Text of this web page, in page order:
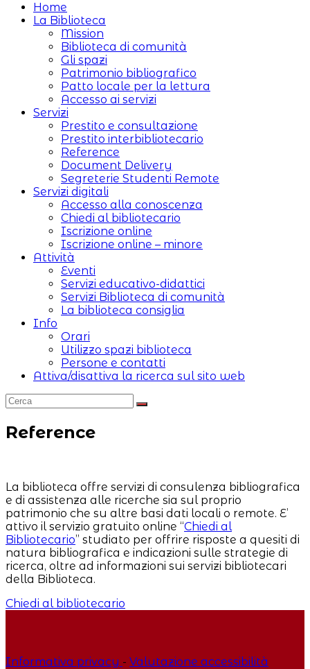
Home
La Biblioteca
Mission
Biblioteca di comunità
Gli spazi
Patrimonio bibliografico
Patto locale per la lettura
Accesso ai servizi
Servizi
Prestito e consultazione
Prestito interbibliotecario
Reference
Document Delivery
Segreterie Studenti Remote
Servizi digitali
Accesso alla conoscenza
Chiedi al bibliotecario
Iscrizione online
Iscrizione online – minore
Attività
Eventi
Servizi educativo-didattici
Servizi Biblioteca di comunità
La biblioteca consiglia
Info
Orari
Utilizzo spazi biblioteca
Persone e contatti
Attiva/disattiva la ricerca sul sito web
Reference
La biblioteca offre servizi di consulenza bibliografica
e di assistenza alle ricerche sia sul proprio
patrimonio che su altre basi dati locali o remote. E’
attivo il servizio gratuito online “Chiedi al
Bibliotecario” studiato per offrire risposte a quesiti di
natura bibliografica e indicazioni sulle strategie di
ricerca, oltre ad informazioni sui servizi bibliotecari
della Biblioteca.
Chiedi al bibliotecario
Informativa privacy - Valutazione accessibilità